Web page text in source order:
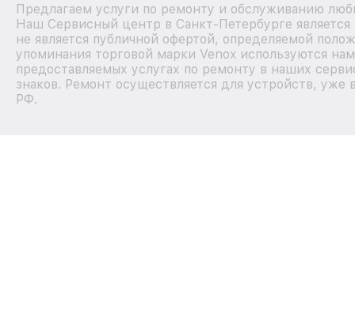
Предлагаем услуги по ремонту и обслуживанию
Наш Сервисный центр в Санкт-Петербурге
не является публичной офертой, определяемой
упоминания торговой марки Venox используются
предоставляемых услугах по ремонту в наших
знаков. Ремонт осуществляется для устройств,
РФ.